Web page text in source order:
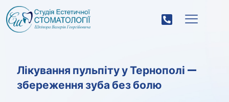
Лікування пульпіту у Тернополі —
збереження зуба без болю